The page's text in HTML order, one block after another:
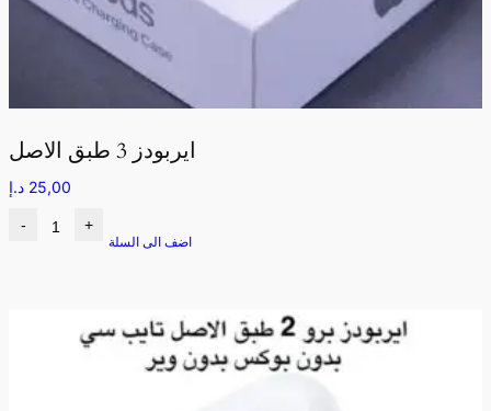
ايربودز 3 طبق الاصل
25,00 د.إ
- +
اضف الى السلة